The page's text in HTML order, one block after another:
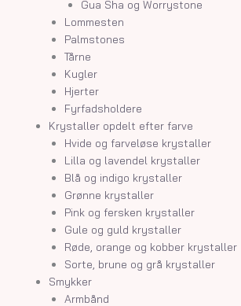
Gua Sha og Worrystone
Lommesten
Palmstones
Tårne
Kugler
Hjerter
Fyrfadsholdere
Krystaller opdelt efter farve
Hvide og farveløse krystaller
Lilla og lavendel krystaller
Blå og indigo krystaller
Grønne krystaller
Pink og fersken krystaller
Gule og guld krystaller
Røde, orange og kobber krystaller
Sorte, brune og grå krystaller
Smykker
Armbånd